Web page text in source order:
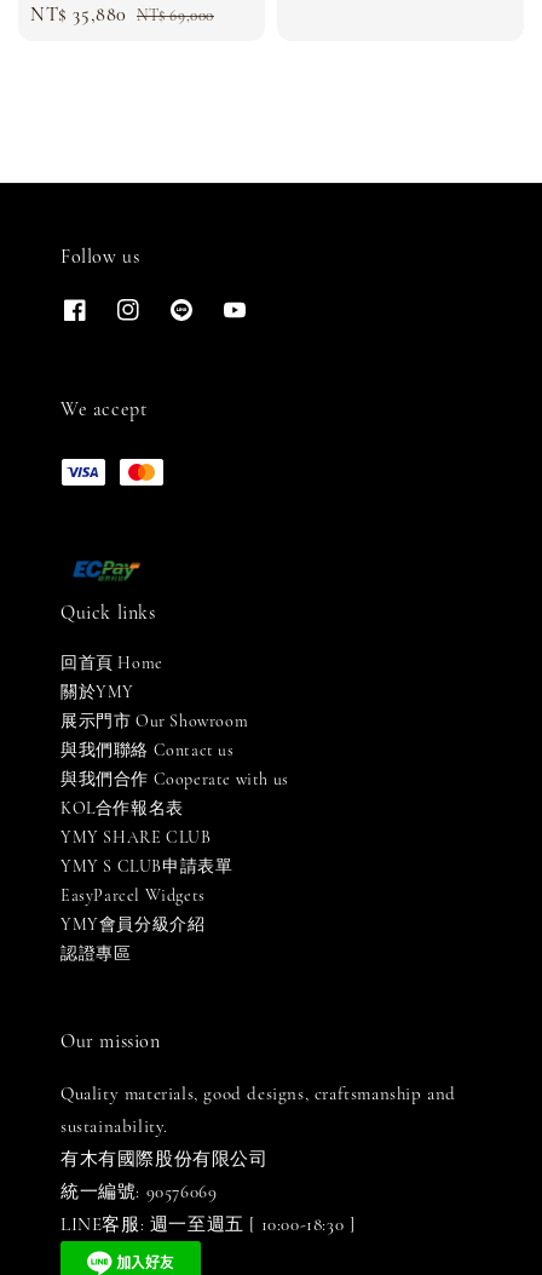
Sale
NT$ 35,880 Regular
NT$ 69,000
Follow us
We accept
Quick links
回首頁 Home
關於YMY
展示門市 Our Showroom
與我們聯絡 Contact us
與我們合作 Cooperate with us
KOL合作報名表
YMY SHARE CLUB
YMY S CLUB申請表單
EasyParcel Widgets
YMY會員分級介紹
認證專區
Our mission
Quality materials, good designs, craftsmanship and
sustainability.
有木有國際股份有限公司
統一編號: 90576069
LINE客服: 週一至週五 [ 10:00-18:30 ]